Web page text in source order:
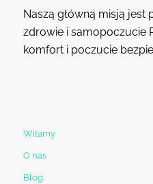
Naszą główną misją jest
zdrowie i samopoczucie
komfort i poczucie
Witamy
O nas
Blog